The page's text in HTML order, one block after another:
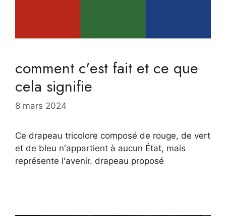
comment c'est fait et ce que
cela signifie
8 mars 2024
Ce drapeau tricolore composé de rouge, de vert
et de bleu n'appartient à aucun État, mais
représente l'avenir. drapeau proposé